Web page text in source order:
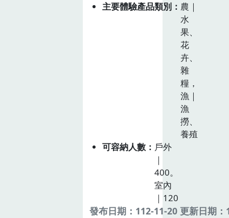
主要體驗產品類別
農｜
水
果、
花
卉、
雜
糧，
漁｜
漁
撈、
養殖
可容納人數
戶外
｜
400。
室內
｜120
發布日期：112-11-20 更新日期